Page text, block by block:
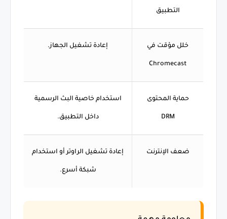
التطبيق
خلل مؤقت في
Chromecast
إعادة تشغيل الجهاز.
حماية المحتوى
DRM
استخدام خاصية البث الرسمية
داخل التطبيق.
ضعف الإنترنت إعادة تشغيل الراوتر أو استخدام
شبكة أسرع.